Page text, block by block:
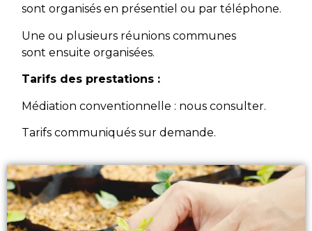
sont organisés en présentiel ou par téléphone.
Une ou plusieurs réunions communes
sont ensuite organisées.
Tarifs des prestations :
Médiation conventionnelle : nous consulter.
Tarifs communiqués sur demande.